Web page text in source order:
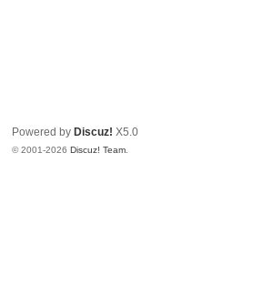
Powered by Discuz! X5.0
© 2001-2026Discuz! Team